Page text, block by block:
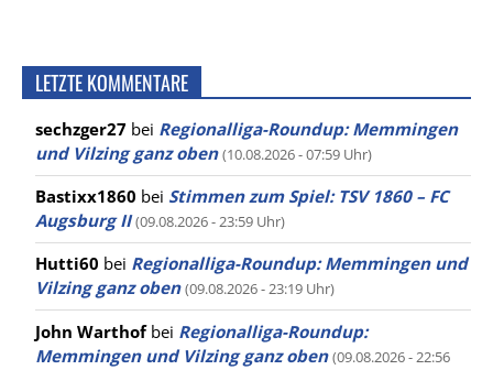
LETZTE KOMMENTARE
sechzger27 bei Regionalliga-Roundup: Memmingen
und Vilzing ganz oben (10.08.2026 - 07:59 Uhr)
Bastixx1860 bei Stimmen zum Spiel: TSV 1860 – FC
Augsburg II (09.08.2026 - 23:59 Uhr)
Hutti60 bei Regionalliga-Roundup: Memmingen und
Vilzing ganz oben (09.08.2026 - 23:19 Uhr)
John Warthofbei Regionalliga-Roundup:
Memmingen und Vilzing ganz oben (09.08.2026 - 22:56